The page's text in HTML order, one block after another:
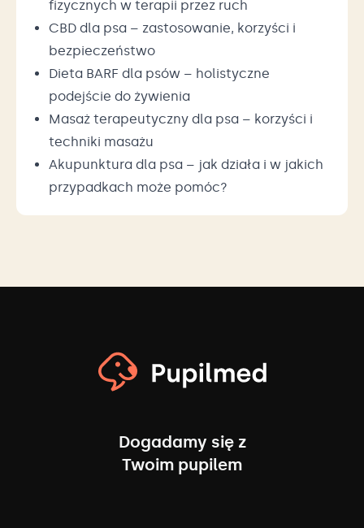
fizycznych w terapii przez ruch
CBD dla psa – zastosowanie, korzyści i
bezpieczeństwo
Dieta BARF dla psów – holistyczne
podejście do żywienia
Masaż terapeutyczny dla psa – korzyści i
techniki masażu
Akupunktura dla psa – jak działa i w jakich
przypadkach może pomóc?
Dogadamy się z
Twoim pupilem